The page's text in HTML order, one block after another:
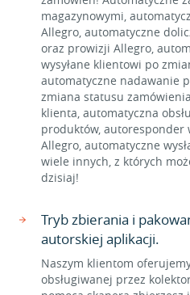
magazynowymi,
Allegro, automatyczne
oraz prowizji Allegro,
wysyłane klientowi po
automatyczne nadawanie
zmiana statusu
klienta, automatyczna
produktów, autoresponder
Allegro, automatyczne
wiele innych, z których
dzisiaj!
Tryb zbierania i
autorskiej aplikacji.
Naszym klientom
obsługiwanej przez